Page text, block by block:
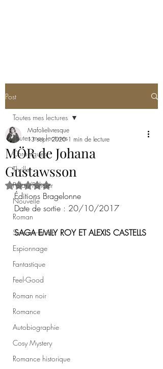
Post
Toutes mes lectures
Chroniques
Thriller
Polar/Policier
Nouvelle
Roman
Science-fiction
Espionnage
Fantastique
Feel-Good
Roman noir
Romance
Autobiographie
Cosy Mystery
Romance historique
Toutes mes lectures
MÖR de Johana
Gustawsson
Mafolielivresque
13 sept. 2020 1 min de lecture
Noté NaN étoiles sur 5.
Éditions Bragelonne
Date de sortie : 20/10/2017
SAGA EMILY ROY ET ALEXIS CASTELLS